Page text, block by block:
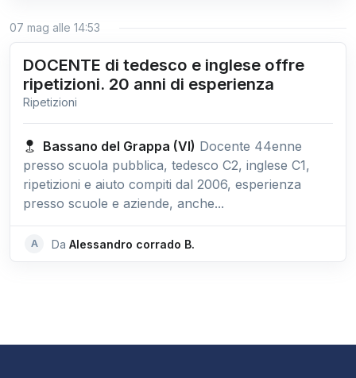
07 mag alle 14:53
DOCENTE di tedesco e inglese offre
ripetizioni. 20 anni di esperienza
Ripetizioni
Bassano del Grappa (VI) Docente 44enne
presso scuola pubblica, tedesco C2, inglese C1,
ripetizioni e aiuto compiti dal 2006, esperienza
presso scuole e aziende, anche...
A Da Alessandro corrado B.